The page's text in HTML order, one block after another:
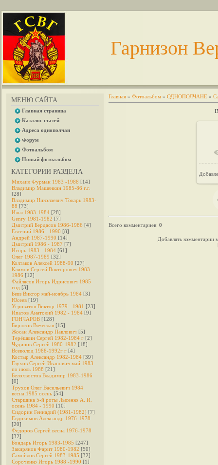
Гарнизон
МЕНЮ САЙТА
Главная страница
Каталог статей
Адреса однополчан
Форум
Фотоальбом
Новый фотоальбом
КАТЕГОРИИ РАЗДЕЛА
Михаил Фурман 1983 -1988 [14]
Владимир Машенкин 1985-86 г.г.
[28]
Владимир Николаевич Токарь 1983-
88 [73]
Илья 1983-1984 [28]
Genry 1981-1982 [7]
Дмитрий Бердасов 1986-1986 [4]
Евгений 1986 - 1990 [8]
Андрей 1987-1990 [14]
Дмитрий 1986 - 1987 [7]
Игорь 1983 - 1984 [61]
Олег 1987-1989 [32]
Колтаков Алексей 1988-90 [27]
Климов Сергей Викторович 1983-
1986 [12]
Файлясов Игорь Идрисович 1985
год [3]
Бевз Виктор май-ноябрь 1984 [3]
Юсеев [19]
Угроватов Виктор 1979 - 1981 [23]
Ипатов Анатолий 1982 - 1984 [9]
ГОНЧАРОВ [128]
Бирюков Вячеслав [15]
Жосан Александр Павлович [5]
Терёшкин Сергей 1982-1984 г [2]
Чудинов Сергей 1980-1982 [18]
Всеволод 1988-1992г г [4]
Костыр Александр 1982-1984 [39]
Глухов Сергей Иванович май 1983
по июль 1988 [21]
Белохвостов Владимир 1983-1986
[0]
Трухов Олег Васильевич 1984
весна,1985 осень [54]
Старшина 5-й роты Лысенко А. И.
осень 1984 - 1990 [10]
Сидорин Геннадий (1981-1982) [7]
Евдокимов Александр 1976-1978
[20]
Федоров Cергей весна 1976-1978
[32]
Бондарь Игорь 1983-1985 [247]
Закирянов Фарит 1980-1982 [50]
Самойлов Сергей 1983-1985 [32]
Сороченко Игорь 1988 -1990 [1]
Главная » Фотоальбом » ОДНОПОЛЧАНЕ »
Всего комментариев: 0
Добавлять комментарии